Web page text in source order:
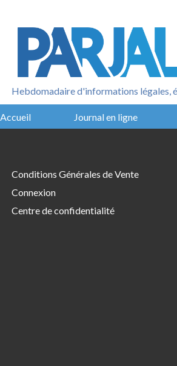
Hebdomadaire d'informations légales,
Accueil Journal en ligne
Conditions Générales de Vente
Connexion
Centre de confidentialité